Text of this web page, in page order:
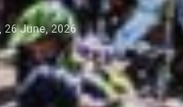
26 June, 2026